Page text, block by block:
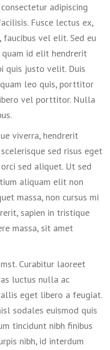
adipiscing
Fusce lectus ex,
vel elit. Sed eu
id elit hendrerit
quis justo velit. Duis
leo quis, porttitor
vel porttitor. Nulla
viverra, hendrerit
sed risus eget
sed aliquet. Ut sed
aliquam elit non
massa, non cursus mi
sapien in tristique
massa, sit amet
Curabitur laoreet
luctus nulla ac
eget libero a feugiat.
sodales euismod quis
tincidunt nibh finibus
nibh, id interdum